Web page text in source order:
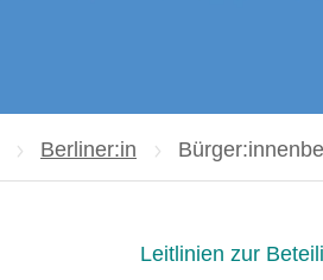
Berliner:in Aktuelle Seite:
Leitlinien zur